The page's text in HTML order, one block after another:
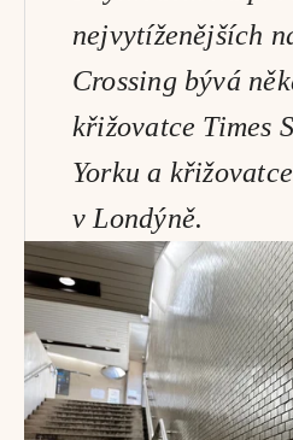
nejvytíženějších
Crossing bývá
křižovatce Times
Yorku a
v Londýně.